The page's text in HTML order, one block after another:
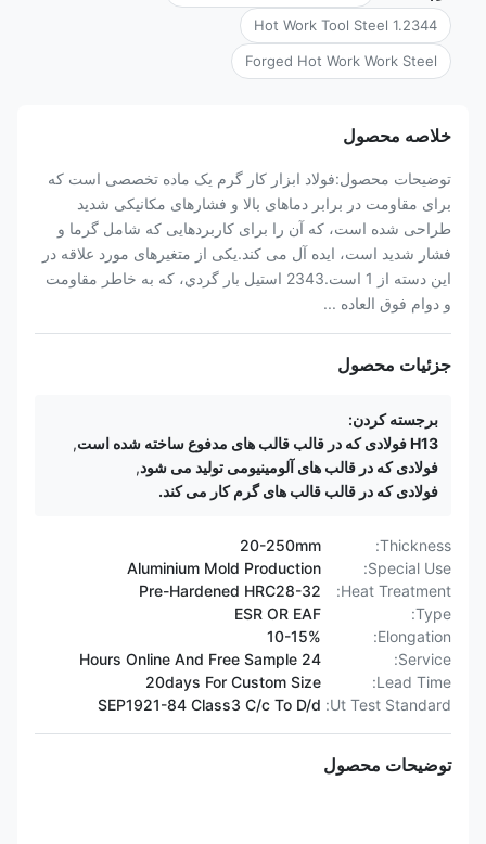
1.2344 Hot Work Tool Steel
Forged Hot Work Work Steel
خلاصه محصول
توضیحات محصول:فولاد ابزار کار گرم یک ماده تخصصی است که
برای مقاومت در برابر دماهای بالا و فشارهای مکانیکی شدید
طراحی شده است، که آن را برای کاربردهایی که شامل گرما و
فشار شدید است، ایده آل می کند.یکی از متغیرهای مورد علاقه در
این دسته از 1 است.2343 استيل بار گردي، که به خاطر مقاومت
و دوام فوق العاده ...
جزئیات محصول
برجسته کردن:
,
فولادی که در قالب های آلومینیومی تولید می شود ,
فولادی که در قالب قالب های گرم کار می کند.
Thickness:
20-250mm
Special Use:
Aluminium Mold Production
Heat Treatment:
Pre-Hardened HRC28-32
Type:
ESR OR EAF
Elongation:
10-15%
Service:
Lead Time:
20days For Custom Size
Ut Test Standard:
SEP1921-84 Class3 C/c To D/d
توضیحات محصول